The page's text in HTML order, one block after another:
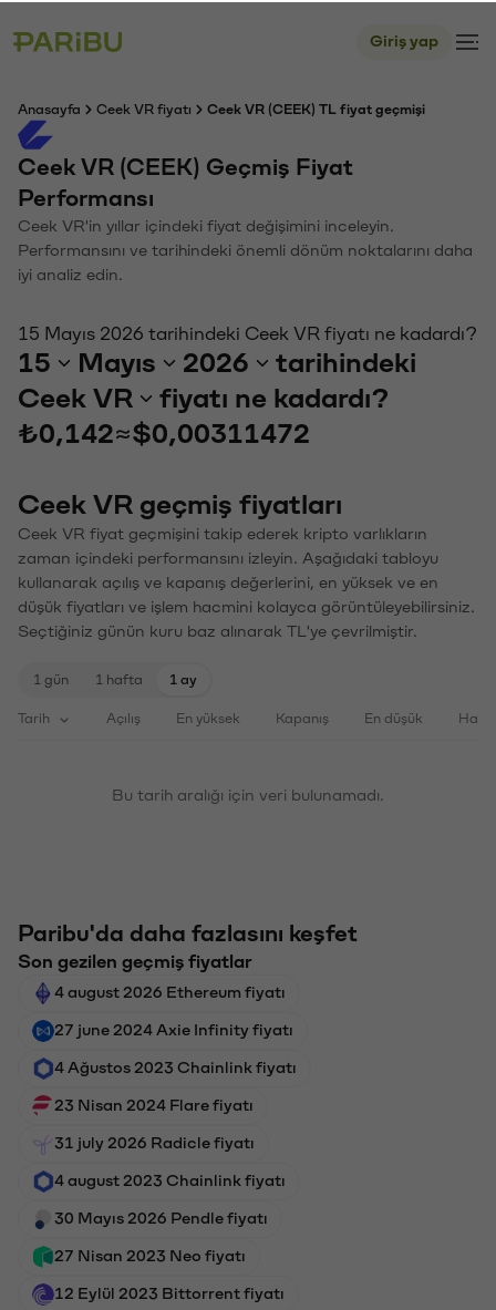
Giriş yap
Anasayfa Ceek VR fiyatı Ceek VR (CEEK) TL fiyat geçmişi
Ceek VR (CEEK) Geçmiş Fiyat
Performansı
Ceek VR'in yıllar içindeki fiyat değişimini inceleyin.
Performansını ve tarihindeki önemli dönüm noktalarını daha
iyi analiz edin.
15 Mayıs 2026 tarihindeki Ceek VR fiyatı ne kadardı?
15 Mayıs 2026
tarihindeki
Ceek VR
fiyatı ne kadardı?
₺0,142≈$0,00311472
Ceek VR geçmiş fiyatları
Ceek VR fiyat geçmişini takip ederek kripto varlıkların
zaman içindeki performansını izleyin. Aşağıdaki tabloyu
kullanarak açılış ve kapanış değerlerini, en yüksek ve en
düşük fiyatları ve işlem hacmini kolayca görüntüleyebilirsiniz.
Seçtiğiniz günün kuru baz alınarak TL'ye çevrilmiştir.
1 gün 1 hafta 1 ay
Tarih Açılış En yüksek Kapanış En düşük
Bu tarih aralığı için veri bulunamadı.
Paribu'da daha fazlasını keşfet
Son gezilen geçmiş fiyatlar
4 august 2026 Ethereum fiyatı
27 june 2024 Axie Infinity fiyatı
4 Ağustos 2023 Chainlink fiyatı
23 Nisan 2024 Flare fiyatı
31 july 2026 Radicle fiyatı
4 august 2023 Chainlink fiyatı
30 Mayıs 2026 Pendle fiyatı
27 Nisan 2023 Neo fiyatı
12 Eylül 2023 Bittorrent fiyatı